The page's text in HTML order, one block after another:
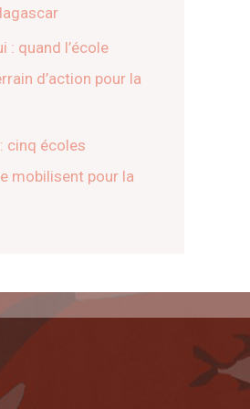
: quand l’école
d’action pour la
cinq écoles
mobilisent pour la